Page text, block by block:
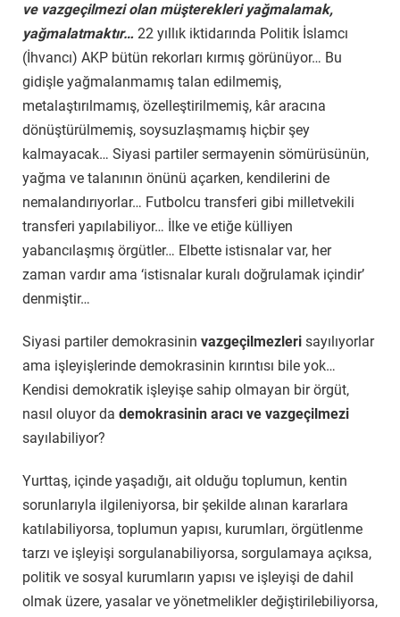
ve vazgeçilmezi olan müşterekleri yağmalamak,
yağmalatmaktır… 22 yıllık iktidarında Politik İslamcı
(İhvancı) AKP bütün rekorları kırmış görünüyor… Bu
gidişle yağmalanmamış talan edilmemiş,
metalaştırılmamış, özelleştirilmemiş, kâr aracına
dönüştürülmemiş, soysuzlaşmamış hiçbir şey
kalmayacak… Siyasi partiler sermayenin sömürüsünün,
yağma ve talanının önünü açarken, kendilerini de
nemalandırıyorlar… Futbolcu transferi gibi milletvekili
transferi yapılabiliyor… İlke ve etiğe külliyen
yabancılaşmış örgütler… Elbette istisnalar var, her
zaman vardır ama ‘istisnalar kuralı doğrulamak içindir’
denmiştir…
Siyasi partiler demokrasinin vazgeçilmezleri sayılıyorlar
ama işleyişlerinde demokrasinin kırıntısı bile yok…
Kendisi demokratik işleyişe sahip olmayan bir örgüt,
nasıl oluyor da demokrasinin aracı ve vazgeçilmezi
sayılabiliyor?
Yurttaş, içinde yaşadığı, ait olduğu toplumun, kentin
sorunlarıyla ilgileniyorsa, bir şekilde alınan kararlara
katılabiliyorsa, toplumun yapısı, kurumları, örgütlenme
tarzı ve işleyişi sorgulanabiliyorsa, sorgulamaya açıksa,
politik ve sosyal kurumların yapısı ve işleyişi de dahil
olmak üzere, yasalar ve yönetmelikler değiştirilebiliyorsa,